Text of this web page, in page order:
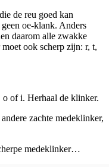
de reu goed kan
oe-klank. Anders
daarom alle zwakke
ook scherp zijn: r, t,
o of i. Herhaal de klinker.
zachte medeklinker,
medeklinker…